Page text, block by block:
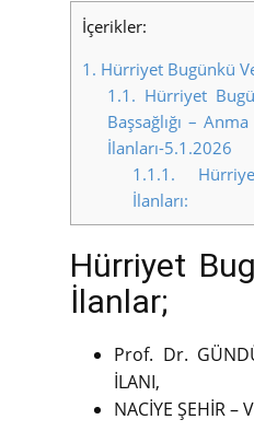
İçerikler:
1. Hürriyet Bugünkü
1.1. Hürriyet
Başsağlığı –
İlanları-5.1.2026
1.1.1.
İlanları:
Hürriyet
İlanlar;
Prof. Dr.
İLANI,
NACİYE ŞEHİR –